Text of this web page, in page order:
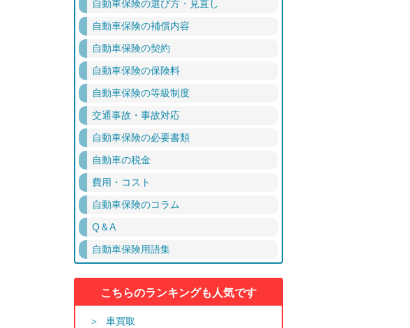
自動車保険の選び方・見直し
自動車保険の補償内容
自動車保険の契約
自動車保険の保険料
自動車保険の等級制度
交通事故・事故対応
自動車保険の必要書類
自動車の税金
費用・コスト
自動車保険のコラム
Q＆A
自動車保険用語集
こちらのランキングも人気です
車買取